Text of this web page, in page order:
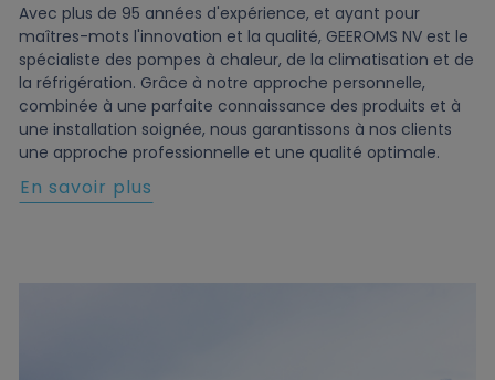
Avec plus de 95 années d'expérience, et ayant pour
maîtres-mots l'innovation et la qualité, GEEROMS NV est le
spécialiste des pompes à chaleur, de la climatisation et de
la réfrigération. Grâce à notre approche personnelle,
combinée à une parfaite connaissance des produits et à
une installation soignée, nous garantissons à nos clients
une approche professionnelle et une qualité optimale.
En savoir plus